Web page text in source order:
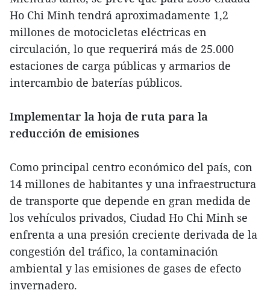
Ho Chi Minh tendrá aproximadamente 1,2
millones de motocicletas eléctricas en
circulación, lo que requerirá más de 25.000
estaciones de carga públicas y armarios de
intercambio de baterías públicos.
Implementar la hoja de ruta para la
reducción de emisiones
Como principal centro económico del país, con
14 millones de habitantes y una infraestructura
de transporte que depende en gran medida de
los vehículos privados, Ciudad Ho Chi Minh se
enfrenta a una presión creciente derivada de la
congestión del tráfico, la contaminación
ambiental y las emisiones de gases de efecto
invernadero.